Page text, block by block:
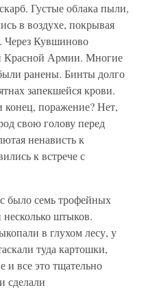
Густые облака пыли,
в воздухе, покрывая
Через Кувшиново
Красной Армии. Многие
ранены. Бинты долго
запекшейся крови.
конец, поражение? Нет,
свою голову перед
ненависть к
к встрече с
было семь трофейных
несколько штыков.
в глухом лесу, у
туда картошки,
и все это тщательно
сделали